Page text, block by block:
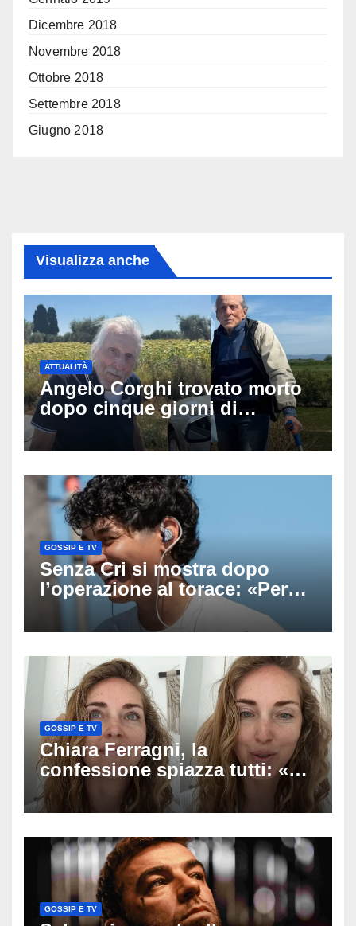
Dicembre 2018
Novembre 2018
Ottobre 2018
Settembre 2018
Giugno 2018
Visualizza anche
ATTUALITÀ
Angelo Corghi trovato morto
dopo cinque giorni di
ricerche: il giallo dell’80enne
scomparso dopo essere
GOSSIP E TV
Senza Cri si mostra dopo
l’operazione al torace: «Per
anni mi sentivo in trappola», il
racconto sul difficile percorso
GOSSIP E TV
Chiara Ferragni, la
confessione spiazza tutti: «Un
mio ex voleva che mi rifacessi
il seno». Poi svela i ritocchi di
GOSSIP E TV